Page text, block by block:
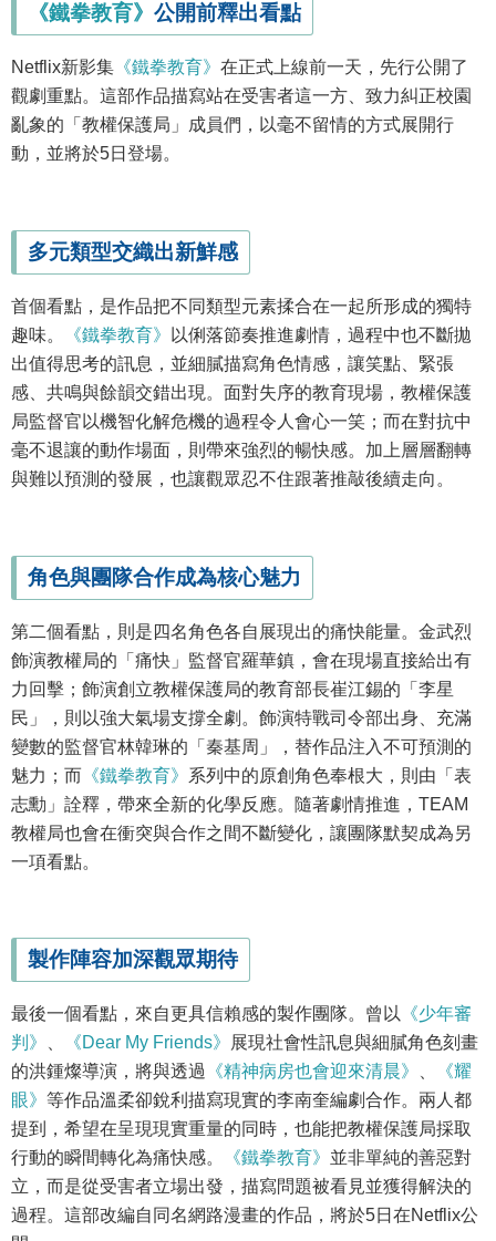
《鐵拳教育》 公開前釋出看點
Netflix新影集 《鐵拳教育》 在正式上線前一天，先行公開了
觀劇重點。這部作品描寫站在受害者這一方、致力糾正校園
亂象的「教權保護局」成員們，以毫不留情的方式展開行
動，並將於5日登場。
多元類型交織出新鮮感
首個看點，是作品把不同類型元素揉合在一起所形成的獨特
趣味。
《鐵拳教育》
以俐落節奏推進劇情，過程中也不斷拋
出值得思考的訊息，並細膩描寫角色情感，讓笑點、緊張
感、共鳴與餘韻交錯出現。面對失序的教育現場，教權保護
局監督官以機智化解危機的過程令人會心一笑；而在對抗中
毫不退讓的動作場面，則帶來強烈的暢快感。加上層層翻轉
與難以預測的發展，也讓觀眾忍不住跟著推敲後續走向。
角色與團隊合作成為核心魅力
第二個看點，則是四名角色各自展現出的痛快能量。金武烈
飾演教權局的「痛快」監督官羅華鎮，會在現場直接給出有
力回擊；飾演創立教權保護局的教育部長崔江錫的「李星
民」，則以強大氣場支撐全劇。飾演特戰司令部出身、充滿
變數的監督官林韓琳的「秦基周」，替作品注入不可預測的
魅力；而 《鐵拳教育》 系列中的原創角色奉根大，則由「表
志勳」詮釋，帶來全新的化學反應。隨著劇情推進，TEAM
教權局也會在衝突與合作之間不斷變化，讓團隊默契成為另
一項看點。
製作陣容加深觀眾期待
最後一個看點，來自更具信賴感的製作團隊。曾以
《少年審
判》
《Dear My Friends》
展現社會性訊息與細膩角色刻畫
的洪鍾燦導演，將與透過
《精神病房也會迎來清晨》
《耀
眼》 等作品溫柔卻銳利描寫現實的李南奎編劇合作。兩人都
提到，希望在呈現現實重量的同時，也能把教權保護局採取
行動的瞬間轉化為痛快感。
《鐵拳教育》 並非單純的善惡對
立，而是從受害者立場出發，描寫問題被看見並獲得解決的
過程。這部改編自同名網路漫畫的作品，將於5日在Netflix公